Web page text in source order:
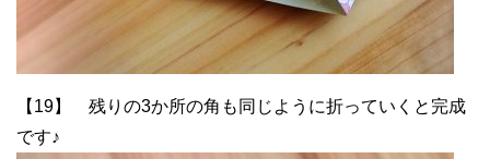
【19】 残りの3か所の角も同じように折っていくと完成
です♪